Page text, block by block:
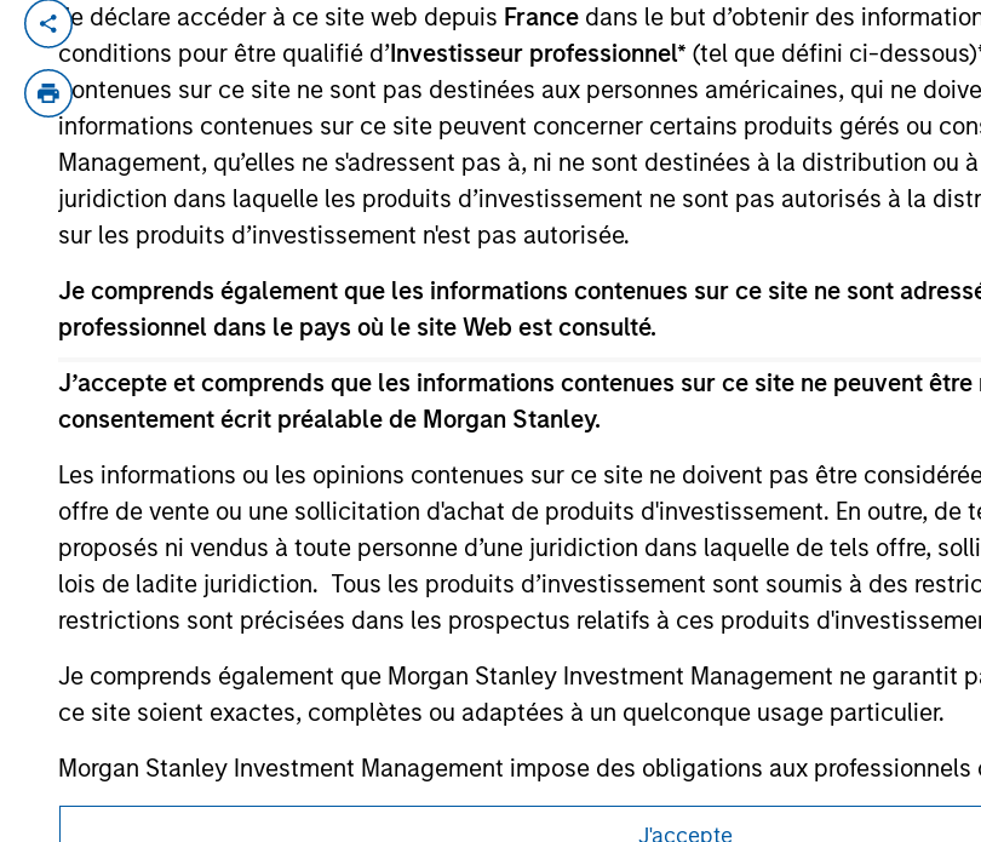
Je déclare accéder à ce site web depuis France dans le but d’obtenir des
conditions pour être qualifié d’Investisseur professionnel* (tel que défini ci-dessous)
contenues sur ce site ne sont pas destinées aux personnes américaines, qui ne
informations contenues sur ce site peuvent concerner certains produits gérés ou
Management, qu’elles ne s'adressent pas à, ni ne sont destinées à la distribution ou
juridiction dans laquelle les produits d’investissement ne sont pas autorisés à la
sur les produits d’investissement n'est pas autorisée.
Je comprends également que les informations contenues sur ce site ne sont
professionnel dans le pays où le site Web est consulté.
J’accepte et comprends que les informations contenues sur ce site ne peuvent
consentement écrit préalable de Morgan Stanley.
Les informations ou les opinions contenues sur ce site ne doivent pas être
offre de vente ou une sollicitation d'achat de produits d'investissement. En outre, de
proposés ni vendus à toute personne d’une juridiction dans laquelle de tels offre,
lois de ladite juridiction. Tous les produits d’investissement sont soumis à des
restrictions sont précisées dans les prospectus relatifs à ces produits
Je comprends également que Morgan Stanley Investment Management ne garantit
ce site soient exactes, complètes ou adaptées à un quelconque usage particulier.
Morgan Stanley Investment Management impose des obligations aux
détournée de fonds d’investissement à des fins de blanchiment de capitaux, y
J'accepte
Jonas is CIO and Head of Portfolio Management for the Global Liquidity team. He
years of investment experience. Prior to joining the firm, he was a senior portfolio
Asset Management and a money market trader at Metropolitan Life Insurance Co.
University of New York, Albany and an M.B.A. from Fordham University's Graduate
May not represent all Team Members.
The information on this page is for informational purposes only. The information contained
offering of advisory services or an offer to sell or a solicitation of an offer to buy any securities
purchase or sale would be unlawful under the securities, insurance or other laws of such
All investing involves risks, including a loss of principal.
Please refer to the strategy detail page for important information on the strategy, including
Morgan Stanley
Morgan Stanley Careers